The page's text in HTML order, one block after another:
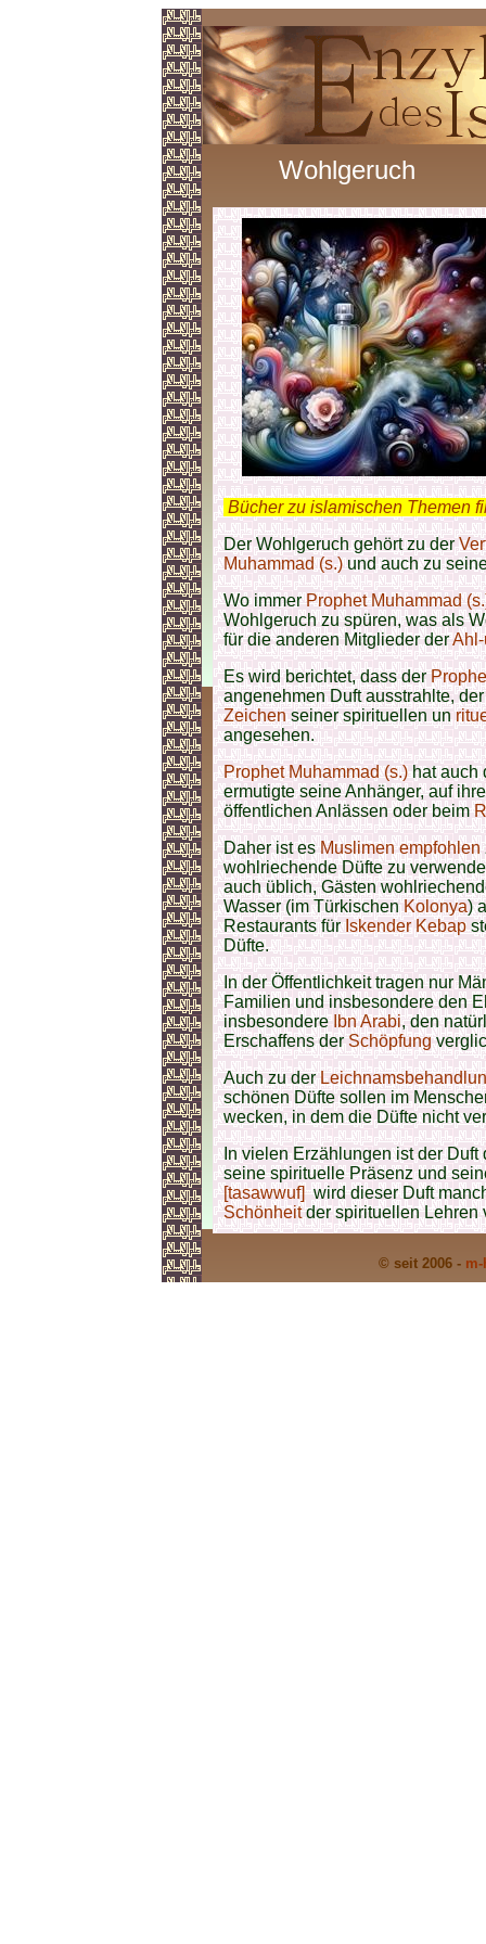
Wohlgeruch
Bücher zu islamischen Themen
Der Wohlgeruch gehört zu der
Muhammad (s.)und auch zu
Wo immerProphet Muhammad
Wohlgeruch zu spüren, was als
für die anderen Mitglieder der
Es wird berichtet, dass der
angenehmen Duft ausstrahlte,
Zeichenseiner spirituellen un
angesehen.
Prophet Muhammad (s.)hat auch
ermutigte seine Anhänger, auf
öffentlichen Anlässen oder beim
Daher ist esMuslimen empfohlen
wohlriechende Düfte zu
auch üblich, Gästen
Wasser (im TürkischenKolonya)
Restaurants fürIskender Kebap
Düfte.
In der Öffentlichkeit tragen nur
Familien und insbesondere den
insbesondere Ibn Arabi, den
Erschaffens derSchöpfung
Auch zu der
schönen Düfte sollen im
wecken, in dem die Düfte nicht
In vielen Erzählungen ist der Duft
seine spirituelle Präsenz und
[tasawwuf]wird dieser Duft
Schönheitder spirituellen Lehren
© seit 2006 -